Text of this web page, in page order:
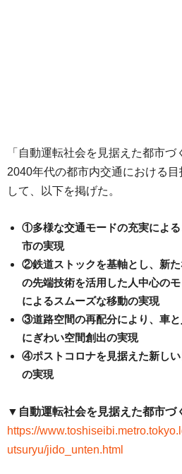
「自動運転社会を見据えた都市づ
2040年代の都市内交通における
して、以下を掲げた。
①多様な交通モードの充実によ
市の実現
②鉄道ストックを基軸とし、新
の先端技術を活用した人中心の
によるスムーズな移動の実現
③道路空間の再配分により、車
にぎわい空間創出の実現
④ポストコロナを見据えた新し
の実現
▼自動運転社会を見据えた都市づ
https://
utsuryu/jido_unten.html